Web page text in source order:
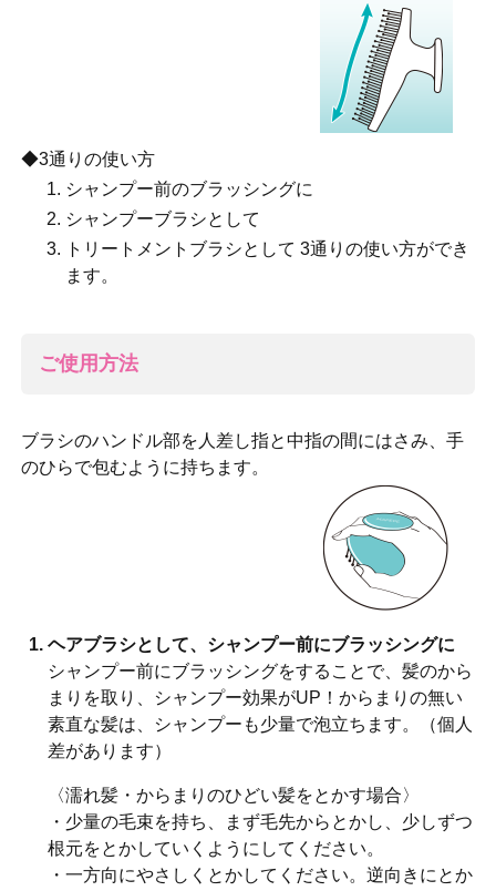
◆3通りの使い方
シャンプー前のブラッシングに
シャンプーブラシとして
トリートメントブラシとして 3通りの使い方ができ
ます。
ご使用方法
ブラシのハンドル部を人差し指と中指の間にはさみ、手
のひらで包むように持ちます。
ヘアブラシとして、シャンプー前にブラッシングに
シャンプー前にブラッシングをすることで、髪のから
まりを取り、シャンプー効果がUP！からまりの無い
素直な髪は、シャンプーも少量で泡立ちます。（個人
差があります）
〈濡れ髪・からまりのひどい髪をとかす場合〉
・少量の毛束を持ち、まず毛先からとかし、少しずつ
根元をとかしていくようにしてください。
・一方向にやさしくとかしてください。逆向きにとか